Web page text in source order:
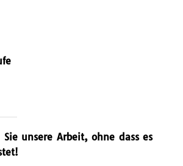
unsere Arbeit, ohne dass es